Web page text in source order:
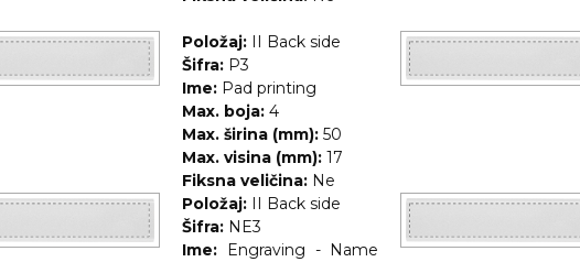
Položaj:
II Back side
Šifra: P3
Ime: Pad printing
Max. boja: 4
Max. širina (mm): 50
Max. visina (mm): 17
Fiksna veličina: Ne
Položaj:
II Back side
Šifra: NE3
Ime:
Engraving - Name